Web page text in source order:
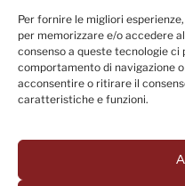
Per fornire le migliori
per memorizzare e/o accedere
consenso a queste tecnologie
comportamento di navigazione
acconsentire o ritirare il
caratteristiche e funzioni.
Redazione
Categorie
Link utili
Seguici sui